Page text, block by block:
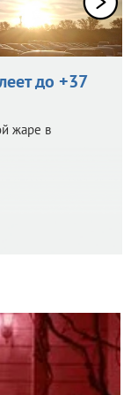
до +37
жаре в